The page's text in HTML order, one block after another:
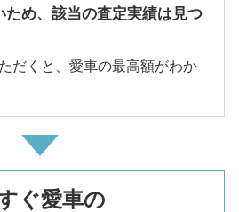
ため、該当の査定実績は見つ
だくと、愛車の最高額がわか
ぐ愛車の